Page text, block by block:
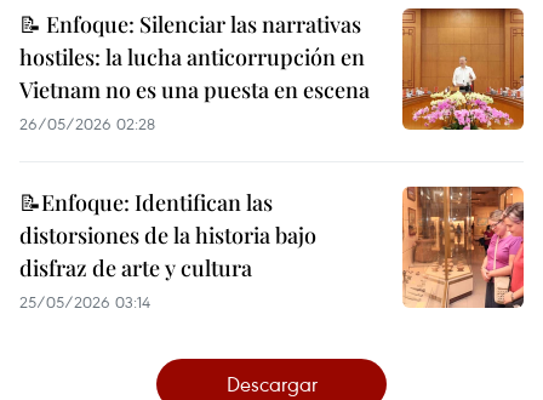
📝 Enfoque: Silenciar las narrativas
hostiles: la lucha anticorrupción en
Vietnam no es una puesta en escena
26/05/2026 02:28
📝Enfoque: Identifican las
distorsiones de la historia bajo
disfraz de arte y cultura
25/05/2026 03:14
Descargar